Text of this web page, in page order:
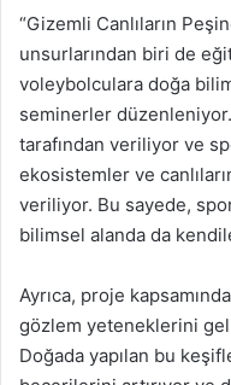
“Gizemli Canlıların
unsurlarından biri de
voleybolculara doğa
seminerler
tarafından veriliyor ve
ekosistemler ve
veriliyor. Bu sayede,
bilimsel alanda da
Ayrıca, proje
gözlem yeteneklerini
Doğada yapılan bu